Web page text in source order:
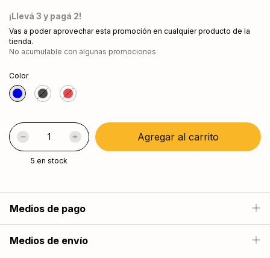
¡Llevá 3 y pagá 2!
Vas a poder aprovechar esta promoción en cualquier producto de la
tienda.
No acumulable con algunas promociones
Color
5 en stock
Medios de pago
Medios de envío